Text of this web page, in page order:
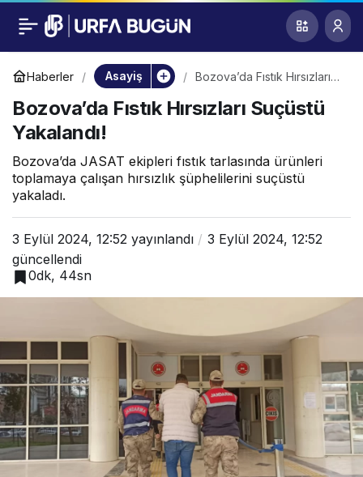
Haberler Asayiş
Bozova’da Fıstık Hırsızları
Bozova’da Fıstık Hırsızları Suçüstü
Yakalandı!
Bozova’da JASAT ekipleri fıstık tarlasında ürünleri
toplamaya çalışan hırsızlık şüphelilerini suçüstü
yakaladı.
3 Eylül 2024, 12:52 yayınlandı
3 Eylül 2024, 12:52
güncellendi
0dk, 44sn
Bozova’da Fıstık
Hırsızları Suçüstü
Yakalandı!
0